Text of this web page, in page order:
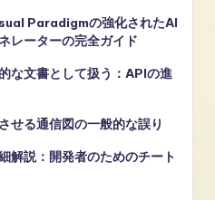
Paradigmの強化されたAI
レーターの完全ガイド
な文書として扱う：APIの進
せる通信図の一般的な誤り
解説：開発者のためのチート